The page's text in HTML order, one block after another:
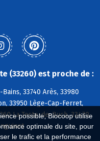
possible, Biocoop utilise
optimale du site, pour
le trafic et la performance
(33260) est proche de :
33740 Arès, 33980
33950 Lège-Cap-Ferret,
La Teste-de-Buch, 33470